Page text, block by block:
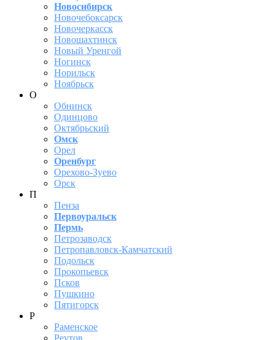
Новосибирск
Новочебоксарск
Новочеркасск
Новошахтинск
Новый Уренгой
Ногинск
Норильск
Ноябрьск
О
Обнинск
Одинцово
Октябрьский
Омск
Орел
Оренбург
Орехово-Зуево
Орск
П
Пенза
Первоуральск
Пермь
Петрозаводск
Петропавловск-Камчатский
Подольск
Прокопьевск
Псков
Пушкино
Пятигорск
Р
Раменское
Реутов